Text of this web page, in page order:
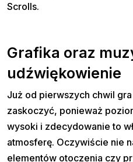
Scrolls.
Grafika oraz
udźwiękowienie
Już od pierwszych chwil
zaskoczyć, ponieważ
wysoki i zdecydowanie to
atmosferę. Oczywiście nie
elementów otoczenia czy